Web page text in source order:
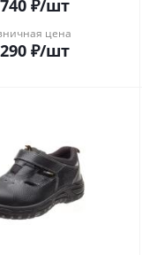
₽/шт
цена
₽/шт